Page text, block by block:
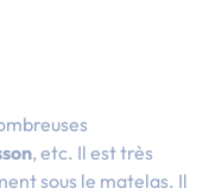
, etc. Il est très
sous le matelas. Il